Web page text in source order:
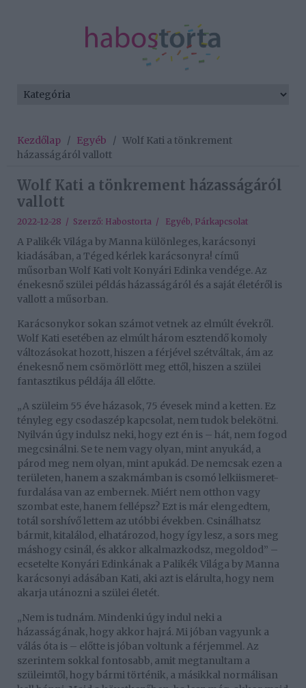
Kezdőlap / Egyéb / Wolf Kati a tönkrement
házasságáról vallott
Wolf Kati a tönkrement házasságáról
vallott
2022-12-28 / Szerző: Habostorta / Egyéb, Párkapcsolat
A Palikék Világa by Manna különleges, karácsonyi
kiadásában, a Téged kérlek karácsonyra! című
műsorban Wolf Kati volt Konyári Edinka vendége. Az
énekesnő szülei példás házasságáról és a saját életéről is
vallott a műsorban.
Karácsonykor sokan számot vetnek az elmúlt évekről.
Wolf Kati esetében az elmúlt három esztendő komoly
változásokat hozott, hiszen a férjével szétváltak, ám az
énekesnő nem csömörlött meg ettől, hiszen a szülei
fantasztikus példája áll előtte.
„A szüleim 55 éve házasok, 75 évesek mind a ketten. Ez
tényleg egy csodaszép kapcsolat, nem tudok belekötni.
Nyilván úgy indulsz neki, hogy ezt én is – hát, nem fogod
megcsinálni. Se te nem vagy olyan, mint anyukád, a
párod meg nem olyan, mint apukád. De nemcsak ezen a
területen, hanem a szakmámban is csomó lelkiismeret-
furdalása van az embernek. Miért nem otthon vagy
szombat este, hanem fellépsz? Ezt is már elengedtem,
totál sorshívő lettem az utóbbi években. Csinálhatsz
bármit, kitalálod, elhatározod, hogy így lesz, a sors meg
máshogy csinál, és akkor alkalmazkodsz, megoldod” –
ecsetelte Konyári Edinkának a Palikék Világa by Manna
karácsonyi adásában Kati, aki azt is elárulta, hogy nem
akarja utánozni a szülei életét.
„Nem is tudnám. Mindenki úgy indul neki a
házasságának, hogy akkor hajrá. Mi jóban vagyunk a
válás óta is – előtte is jóban voltunk a férjemmel. Az
szerintem sokkal fontosabb, amit megtanultam a
szüleimtől, hogy bármi történik, a másikkal normálisan